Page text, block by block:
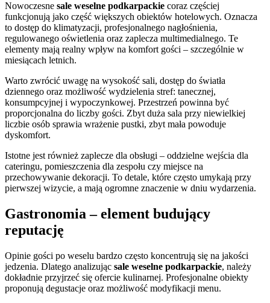
Nowoczesne sale weselne podkarpackie coraz częściej
funkcjonują jako część większych obiektów hotelowych. Oznacza
to dostęp do klimatyzacji, profesjonalnego nagłośnienia,
regulowanego oświetlenia oraz zaplecza multimedialnego. Te
elementy mają realny wpływ na komfort gości – szczególnie w
miesiącach letnich.
Warto zwrócić uwagę na wysokość sali, dostęp do światła
dziennego oraz możliwość wydzielenia stref: tanecznej,
konsumpcyjnej i wypoczynkowej. Przestrzeń powinna być
proporcjonalna do liczby gości. Zbyt duża sala przy niewielkiej
liczbie osób sprawia wrażenie pustki, zbyt mała powoduje
dyskomfort.
Istotne jest również zaplecze dla obsługi – oddzielne wejścia dla
cateringu, pomieszczenia dla zespołu czy miejsce na
przechowywanie dekoracji. To detale, które często umykają przy
pierwszej wizycie, a mają ogromne znaczenie w dniu wydarzenia.
Gastronomia – element budujący
reputację
Opinie gości po weselu bardzo często koncentrują się na jakości
jedzenia. Dlatego analizując sale weselne podkarpackie, należy
dokładnie przyjrzeć się ofercie kulinarnej. Profesjonalne obiekty
proponują degustacje oraz możliwość modyfikacji menu.